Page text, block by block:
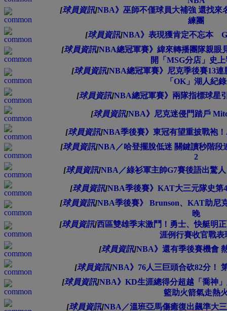
[球員資訊]NBA》巫師不僅球員大補強 還找來
練團
[球員資訊]NBA》表現獲肯定不忘本
[球員資訊]NBA總冠軍賽》緯來轉播團隊親眼
開「MSG分店」史
[球員資訊]NBA總冠軍賽》尼克季後賽13
「OK」湖人紀錄
[球員資訊]NBA總冠軍賽》兩隊指標球星
[球員資訊]NBA》尼克迷侵門踏戶
[球員資訊]NBA季後賽》東冠有望重披戰袍
[球員資訊]NBA／哈登擺脫低迷 關鍵讀秒階段
2
[球員資訊]NBA／綠衫軍主帥G7賽後語出驚
[球員資訊]NBA季後賽》KAT大三元隊史第
[球員資訊]NBA季後賽》 Brunson、KAT助尼
晚
[球員資訊]西區雙雄季末激鬥！勇士、快艇明
涯例行賽收官戰表
[球員資訊]NBA》還有季後賽機會
[球員資訊]NBA》76人三巨頭合砍82分！
[球員資訊]NBA》KD生涯總得分超越「喬神
籃助火箭氣走熱
[球員資訊]NBA／溫班亞馬傷癒復出飆準大